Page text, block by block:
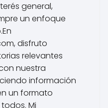
general,
un enfoque
disfruto
relevantes
nuestra
información
un formato
Mi